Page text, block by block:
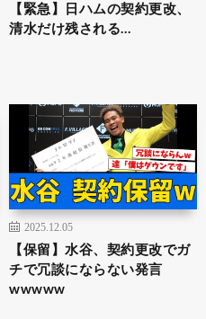
【緊急】日ハムの契約更改、
清水だけ残される…
2025.12.05
【保留】水谷、契約更改でガ
チで冗談にならない発言
wwwww